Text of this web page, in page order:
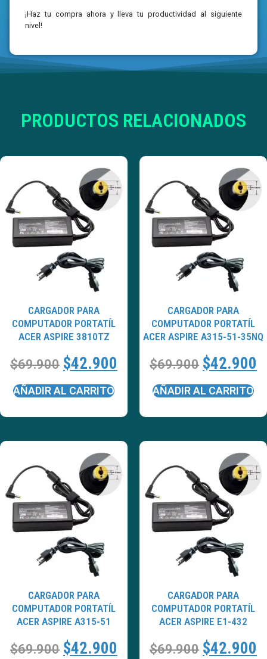
¡Haz tu compra ahora y lleva tu productividad al siguiente
nivel!
PRODUCTOS RELACIONADOS
CARGADOR PARA
COMPUTADOR PORTATÍL
ACER ASPIRE 3810TZ
$69.900 $42.900
AÑADIR AL CARRITO
CARGADOR PARA
COMPUTADOR PORTATÍL
ACER ASPIRE A315-51-35NQ
$69.900 $42.900
AÑADIR AL CARRITO
CARGADOR PARA
COMPUTADOR PORTATÍL
ACER ASPIRE A315-51
$69.900 $42.900
CARGADOR PARA
COMPUTADOR PORTATÍL
ACER ASPIRE E1-432
$69.900 $42.900